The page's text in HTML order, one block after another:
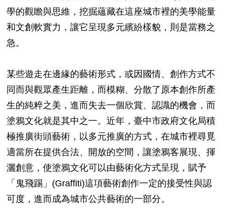
學的觀瞻與思維，挖掘蘊藏在這座城市裡的美學能量
和文創軟實力，讓它呈現多元繽紛樣貌，則是當務之
急。
某些遊走在邊緣的藝術形式，或因國情、創作方式不
同而與觀眾產生距離，而模糊、分散了原本創作所產
生的純粹之美，進而失去一個欣賞、認識的機會，而
塗鴉文化就是其中之一。近年，臺中市政府文化局積
極推廣街頭藝術，以多元推廣的方式，在城市裡尋覓
適當所在提供合法、開放的空間，讓塗鴉客展現、揮
灑創意，使塗鴉文化可以由藝術化方式呈現，賦予
「鬼飛踢」(Graffiti)這項藝術創作一定的接受性與認
可度，進而成為城市公共藝術的一部分。